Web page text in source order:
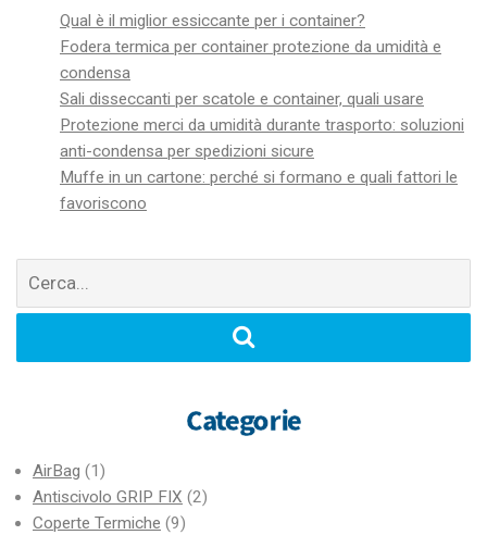
Qual è il miglior essiccante per i container?
Fodera termica per container protezione da umidità e
condensa
Sali disseccanti per scatole e container, quali usare
Protezione merci da umidità durante trasporto: soluzioni
anti-condensa per spedizioni sicure
Muffe in un cartone: perché si formano e quali fattori le
favoriscono
Cerca
Categorie
AirBag (1)
Antiscivolo GRIP FIX (2)
Coperte Termiche (9)